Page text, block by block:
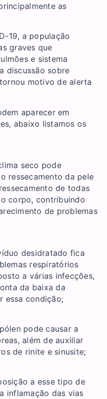
as
19, a população
graves que
e sistema
discussão sobre
motivo de alerta
aparecer em
abaixo listamos os
seco pode
ressecamento da pele
de todas
corpo, contribuindo
de problemas
desidratado fica
respiratórios
a várias infecções,
da baixa da
essa condição;
pode causar a
além de auxiliar
de rinite e sinusite;
a esse tipo de
inflamação das vias